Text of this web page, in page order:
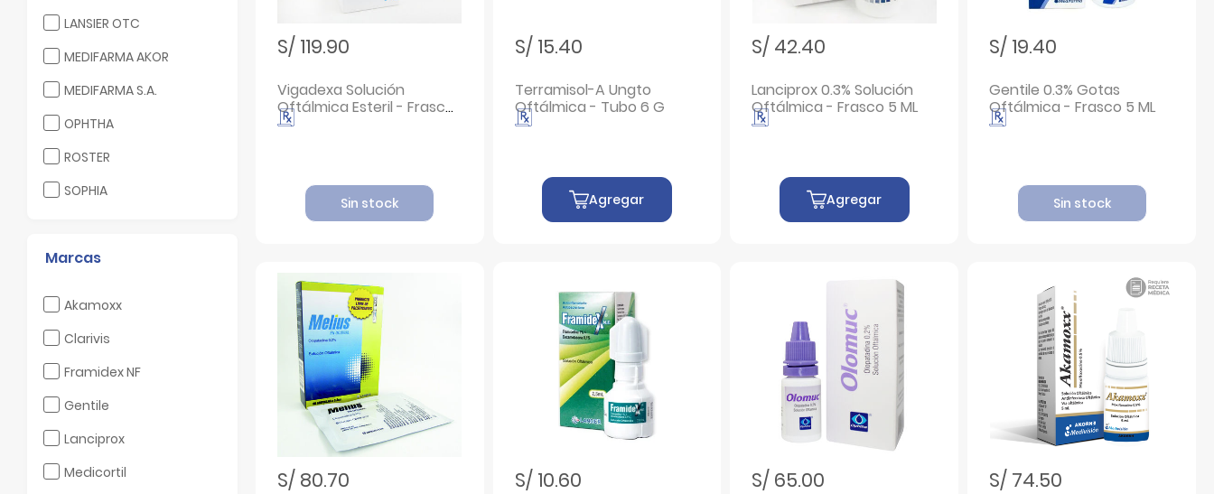
LANSIER OTC
Filtrar por Laboratorio: LANSIER OTC
MEDIFARMA AKOR
Filtrar por Laboratorio: MEDIFARMA AKOR
MEDIFARMA S.A.
Filtrar por Laboratorio: MEDIFARMA S.A.
OPHTHA
Filtrar por Laboratorio: OPHTHA
ROSTER
Filtrar por Laboratorio: ROSTER
SOPHIA
Filtrar por Laboratorio: SOPHIA
Marcas
Akamoxx
Filtrar por Marcas: Akamoxx
Clarivis
Filtrar por Marcas: Clarivis
Framidex NF
Filtrar por Marcas: Framidex NF
Gentile
Filtrar por Marcas: Gentile
Lanciprox
Filtrar por Marcas: Lanciprox
Medicortil
Filtrar por Marcas: Medicortil
S/ 119.90
Vigadexa Solución
Oftálmica Esteril - Frasco
5 ML
Sin stock
S/ 15.40
Terramisol-A Ungto
Oftálmica - Tubo 6 G
Agregar
S/ 42.40
Lanciprox 0.3% Solución
Oftálmica - Frasco 5 ML
Agregar
S/ 19.40
Gentile 0.3% Gotas
Oftálmica - Frasco 5 ML
Sin stock
S/ 80.70 S/ 10.60 S/ 65.00 S/ 74.50